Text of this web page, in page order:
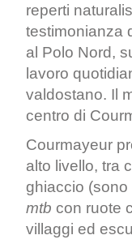
reperti
testimonianza
al Polo Nord,
lavoro
valdostano. Il
centro di
Courmayeur
alto livello, tra
ghiaccio (sono
mtb con ruote
villaggi ed